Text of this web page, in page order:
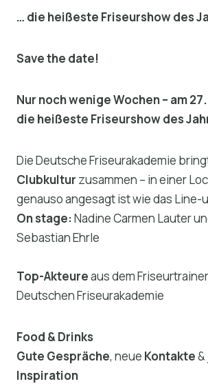
… die heißeste Friseurshow des
Save the date!
Nur noch wenige Wochen – am
die heißeste Friseurshow des
Die Deutsche Friseurakademie
Clubkultur zusammen – in einer
genauso angesagt ist wie das Line-
On stage:Nadine Carmen Lauter
Sebastian
Top-Akteureaus dem
Deutschen Friseurakademie
Food & Drinks
Gute Gespräche, neue Kontakte
Inspiration